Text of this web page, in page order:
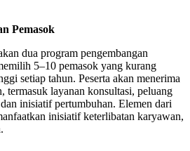
Pemasok
dua program pengembangan
5–10 pemasok yang kurang
setiap tahun. Peserta akan menerima
termasuk layanan konsultasi, peluang
inisiatif pertumbuhan. Elemen dari
inisiatif keterlibatan karyawan,